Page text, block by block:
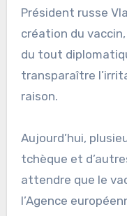
Président russe
création du
du tout
transparaître
raison.
Aujourd’hui,
tchèque et
attendre que le
l’Agence